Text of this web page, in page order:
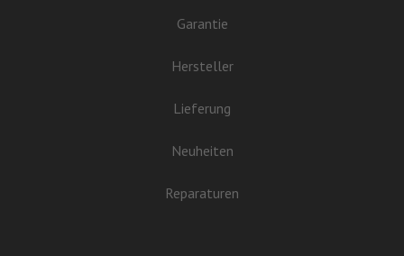
Garantie
Hersteller
Lieferung
Neuheiten
Reparaturen